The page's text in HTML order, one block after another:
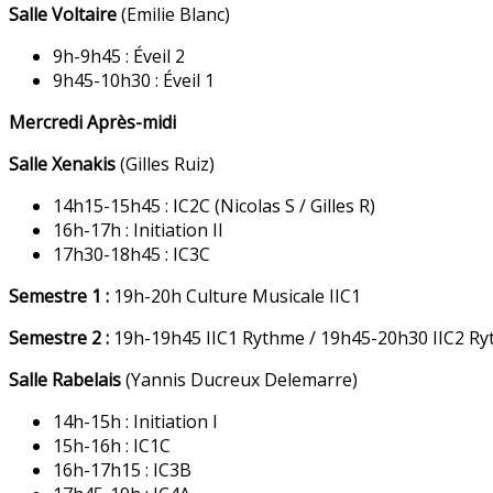
Salle Voltaire(Emilie Blanc)
9h-9h45 : Éveil 2
9h45-10h30 : Éveil 1
Mercredi Après-midi
Salle Xenakis(Gilles Ruiz)
14h15-15h45 : IC2C (Nicolas S / Gilles R)
16h-17h : Initiation II
17h30-18h45 : IC3C
Semestre 1 : 19h-20h Culture Musicale IIC1
Semestre 2 : 19h-19h45 IIC1 Rythme / 19h45-20h30 IIC2
Salle Rabelais(Yannis Ducreux Delemarre)
14h-15h : Initiation I
15h-16h : IC1C
16h-17h15 : IC3B